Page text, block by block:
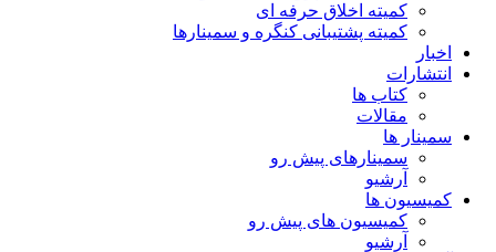
کمیته اخلاق حرفه ای
کمیته پشتیبانی کنگره و سمینارها
اخبار
انتشارات
کتاب ها
مقالات
سمینار ها
سمینارهای پیش رو
آرشیو
کمیسیون ها
کمیسیون های پیش رو
آرشیو